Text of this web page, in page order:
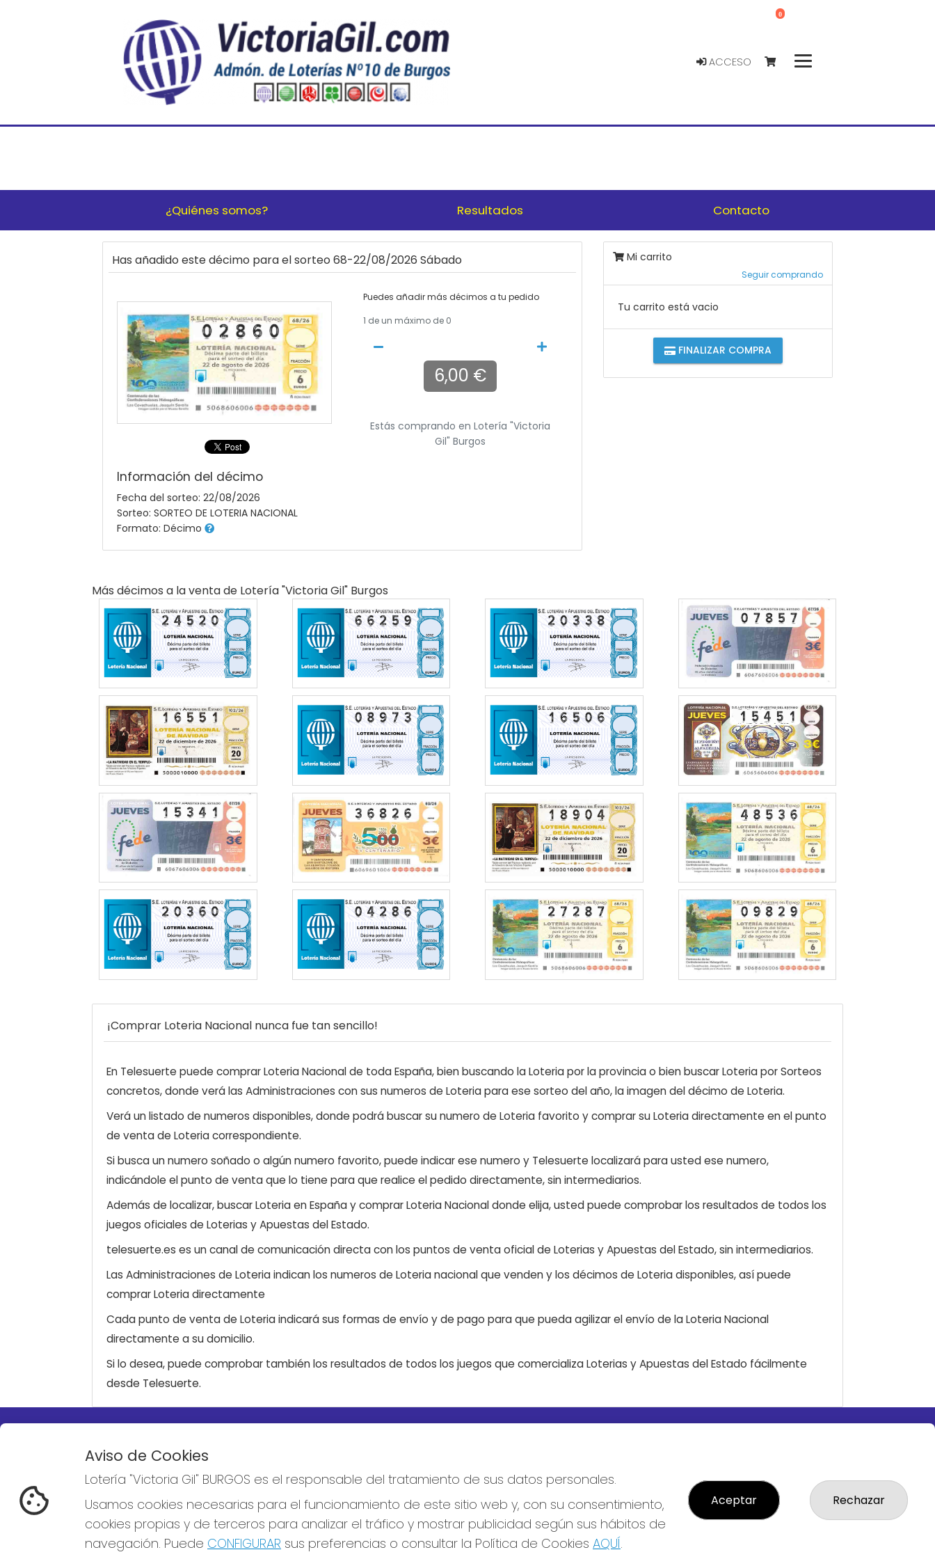
ACCESO
0
¿Quiénes somos? Resultados Contacto
Has añadido este décimo para el sorteo 68-22/08/2026 Sábado
Información del décimo
Fecha del sorteo: 22/08/2026
Sorteo: SORTEO DE LOTERIA NACIONAL
Formato: Décimo
Puedes añadir más décimos a tu pedido
1 de un máximo de 0
6,00 €
Estás comprando en Lotería "victoria
Gil" Burgos
Mi carrito
Seguir comprando
Tu carrito está vacio
FINALIZAR COMPRA
Más décimos a la venta de Lotería "victoria Gil" Burgos
¡Comprar Loteria Nacional nunca fue tan sencillo!
En Telesuerte puede comprar Loteria Nacional de toda España, bien buscando la Loteria por la provincia o bien buscar Loteria por Sorteos
concretos, donde verá las Administraciones con sus numeros de Loteria para ese sorteo del año, la imagen del décimo de Loteria.
Verá un listado de numeros disponibles, donde podrá buscar su numero de Loteria favorito y comprar su Loteria directamente en el punto
de venta de Loteria correspondiente.
Si busca un numero soñado o algún numero favorito, puede indicar ese numero y Telesuerte localizará para usted ese numero,
indicándole el punto de venta que lo tiene para que realice el pedido directamente, sin intermediarios.
Además de localizar, buscar Loteria en España y comprar Loteria Nacional donde elija, usted puede comprobar los resultados de todos los
juegos oficiales de Loterias y Apuestas del Estado.
telesuerte.es es un canal de comunicación directa con los puntos de venta oficial de Loterias y Apuestas del Estado, sin intermediarios.
Las Administraciones de Loteria indican los numeros de Loteria nacional que venden y los décimos de Loteria disponibles, así puede
comprar Loteria directamente
Cada punto de venta de Loteria indicará sus formas de envío y de pago para que pueda agilizar el envío de la Loteria Nacional
directamente a su domicilio.
Si lo desea, puede comprobar también los resultados de todos los juegos que comercializa Loterias y Apuestas del Estado fácilmente
desde Telesuerte.
LOTERÍA "VICTORIA GIL"
BURGOS
¿Quiénes somos?
Resultados
Contacto
Boletos digitales
Nº10 BURGOS - Receptor Oficial
947487318
Clica aquí para contactar por
668647944
Política de Privacidad
Política de Cookies
Condiciones de Compra
Aviso de Cookies
Lotería "Victoria Gil" BURGOS es el responsable del tratamiento de sus datos personales.
Usamos cookies necesarias para el funcionamiento de este sitio web y, con su consentimiento,
cookies propias y de terceros para analizar el tráfico y mostrar publicidad según sus hábitos de
navegación. Puede CONFIGURAR sus preferencias o consultar la Política de Cookies AQUÍ.
Aceptar Rechazar